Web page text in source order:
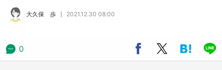
の「猫猫像」も【8／1～10／26】
大久保 歩 2021.12.30 08:00
0